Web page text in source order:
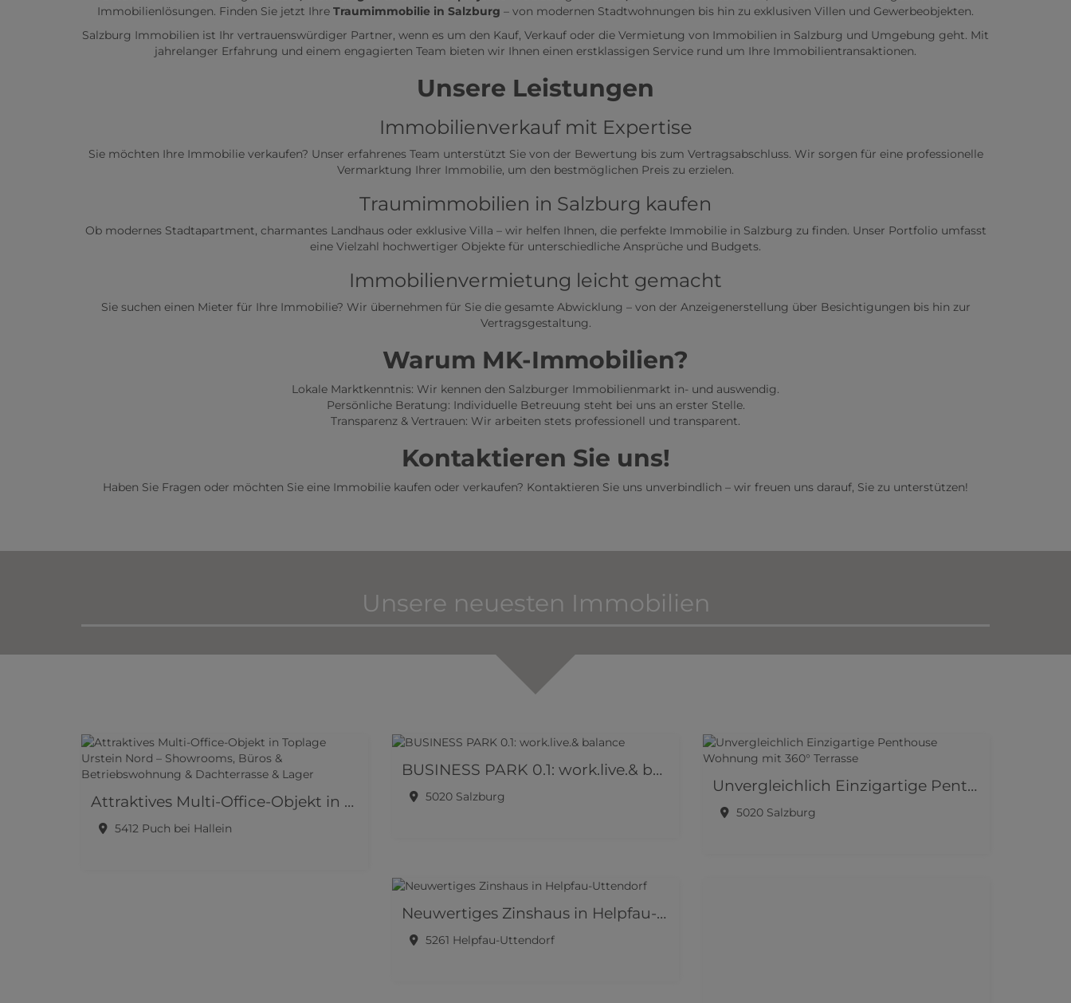
Immobilienlösungen. Finden Sie jetzt Ihre Traumimmobilie in Salzburg – von modernen Stadtwohnungen bis hin zu exklusiven Villen und Gewerbeobjekten.
Salzburg Immobilien ist Ihr vertrauenswürdiger Partner, wenn es um den Kauf, Verkauf oder die Vermietung von Immobilien in Salzburg und Umgebung geht. Mit
jahrelanger Erfahrung und einem engagierten Team bieten wir Ihnen einen erstklassigen Service rund um Ihre Immobilientransaktionen.
Unsere Leistungen
Immobilienverkauf mit Expertise
Sie möchten Ihre Immobilie verkaufen? Unser erfahrenes Team unterstützt Sie von der Bewertung bis zum Vertragsabschluss. Wir sorgen für eine professionelle
Vermarktung Ihrer Immobilie, um den bestmöglichen Preis zu erzielen.
Traumimmobilien in Salzburg kaufen
Ob modernes Stadtapartment, charmantes Landhaus oder exklusive Villa – wir helfen Ihnen, die perfekte Immobilie in Salzburg zu finden. Unser Portfolio umfasst
eine Vielzahl hochwertiger Objekte für unterschiedliche Ansprüche und Budgets.
Immobilienvermietung leicht gemacht
Sie suchen einen Mieter für Ihre Immobilie? Wir übernehmen für Sie die gesamte Abwicklung – von der Anzeigenerstellung über Besichtigungen bis hin zur
Vertragsgestaltung.
Warum MK-Immobilien?
Lokale Marktkenntnis: Wir kennen den Salzburger Immobilienmarkt in- und auswendig.
Persönliche Beratung: Individuelle Betreuung steht bei uns an erster Stelle.
Transparenz & Vertrauen: Wir arbeiten stets professionell und transparent.
Kontaktieren Sie uns!
Haben Sie Fragen oder möchten Sie eine Immobilie kaufen oder verkaufen? Kontaktieren Sie uns unverbindlich – wir freuen uns darauf, Sie zu unterstützen!
Unsere neuesten Immobilien
Attraktives Multi-Office-Objekt in Toplage Urstein Nord – Showrooms, Büros & Betriebswohnung & Dachterrasse & Lager
5412 Puch bei Hallein
BUSINESS PARK 0.1: work.live.& balance
5020 Salzburg
Unvergleichlich Einzigartige Penthouse Wohnung mit 360° Terrasse
5020 Salzburg
Neuwertiges Zinshaus in Helpfau-Uttendorf
5261 Helpfau-Uttendorf